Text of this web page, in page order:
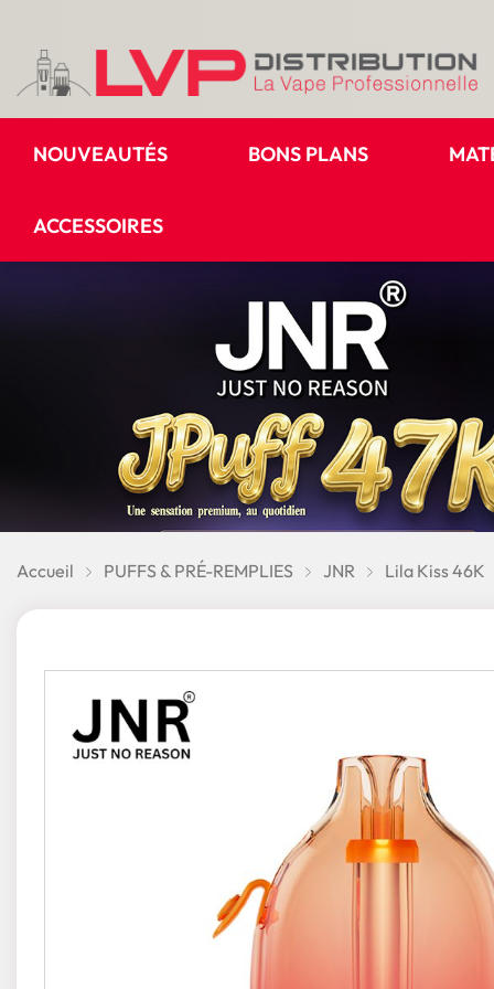
NOUVEAUTÉS BONS PLANS
ACCESSOIRES
Accueil PUFFS & PRÉ-REMPLIES JNR Lila Kiss 46K